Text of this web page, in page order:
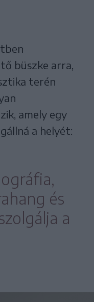
büszke arra,
terén
amely egy
a helyét:
és
a